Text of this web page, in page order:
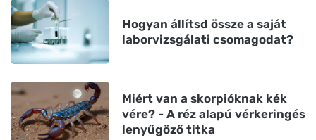
Hogyan állítsd össze a saját
laborvizsgálati csomagodat?
Miért van a skorpióknak kék
vére? - A réz alapú vérkeringés
lenyűgöző titka